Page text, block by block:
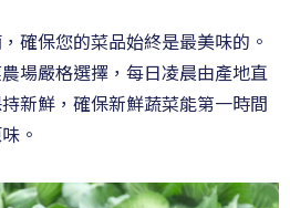
確保您的菜品始終是最美味的。
場嚴格選擇，每日凌晨由產地直
新鮮，確保新鮮蔬菜能第一時間
。